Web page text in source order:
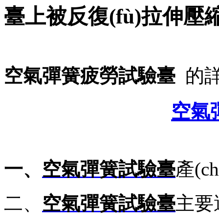
臺上被反復(fù)拉伸壓
空氣彈簧疲勞試驗臺 的
空氣
一、 空氣彈簧試驗臺產
二、 空氣彈簧試驗臺主